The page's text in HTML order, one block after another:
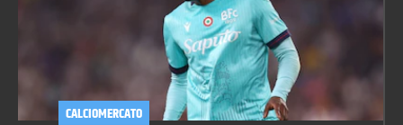
CALCIOMERCATO